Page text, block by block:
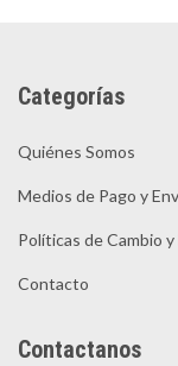
Categorías
Quiénes Somos
Medios de Pago y
Políticas de Cambio
Contacto
Contactanos